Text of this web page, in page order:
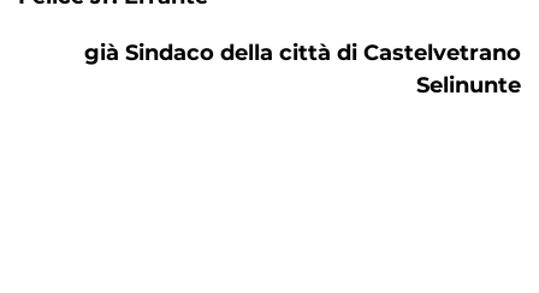
già Sindaco della città di Castelvetrano
Selinunte